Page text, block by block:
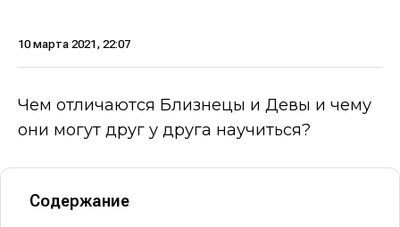
10 марта 2021, 22:07
Чем отличаются Близнецы и Девы и чему
они могут друг у друга научиться?
Содержание